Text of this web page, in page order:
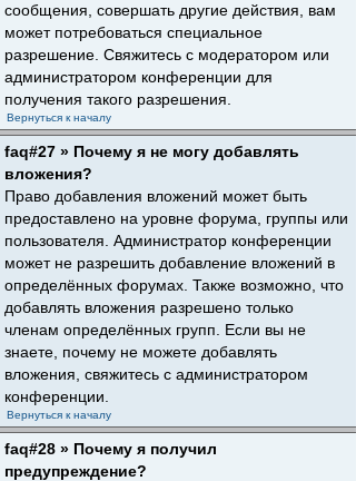
сообщения, совершать другие действия, вам
может потребоваться специальное
разрешение. Свяжитесь с модератором или
администратором конференции для
получения такого разрешения.
Вернуться к началу
faq#27 » Почему я не могу добавлять
вложения?
Право добавления вложений может быть
предоставлено на уровне форума, группы или
пользователя. Администратор конференции
может не разрешить добавление вложений в
определённых форумах. Также возможно, что
добавлять вложения разрешено только
членам определённых групп. Если вы не
знаете, почему не можете добавлять
вложения, свяжитесь с администратором
конференции.
Вернуться к началу
faq#28 » Почему я получил
предупреждение?